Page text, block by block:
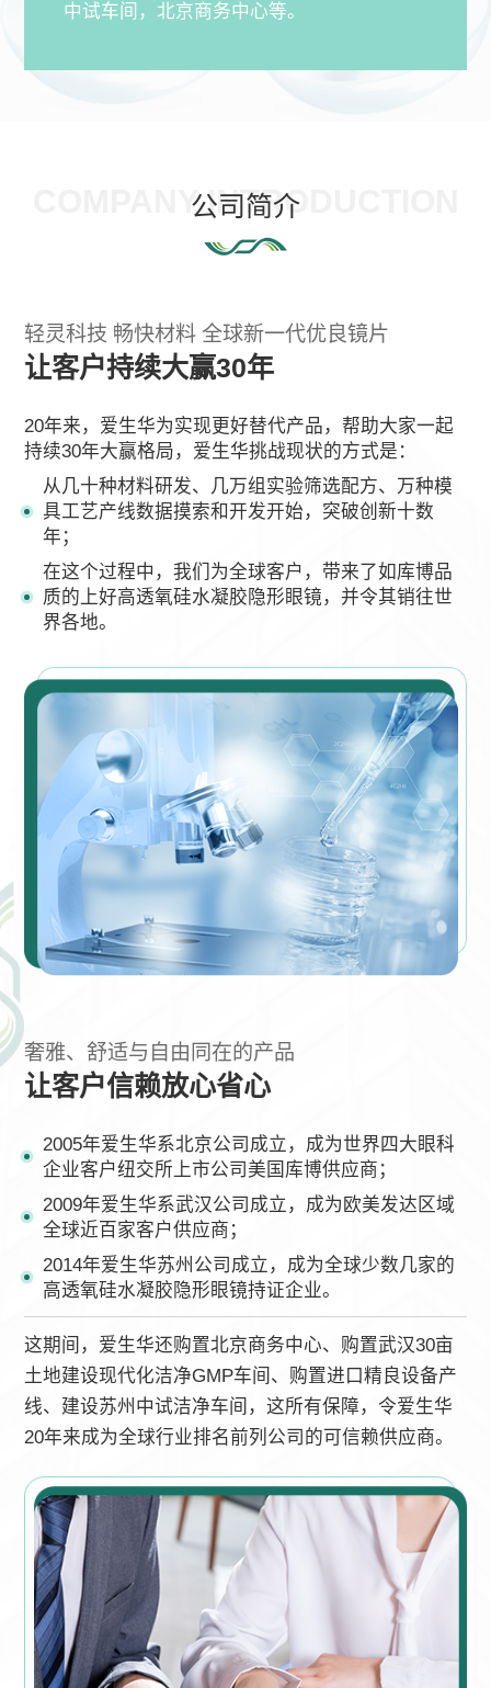
中试车间，北京商务中心等。
COMPANY INTRODUCTION
公司简介
轻灵科技 畅快材料 全球新一代优良镜片
让客户持续大赢30年
20年来，爱生华为实现更好替代产品，帮助大家一起
持续30年大赢格局，爱生华挑战现状的方式是：
从几十种材料研发、几万组实验筛选配方、万种模
具工艺产线数据摸索和开发开始，突破创新十数
年；
在这个过程中，我们为全球客户，带来了如库博品
质的上好高透氧硅水凝胶隐形眼镜，并令其销往世
界各地。
奢雅、舒适与自由同在的产品
让客户信赖放心省心
2005年爱生华系北京公司成立，成为世界四大眼科
企业客户纽交所上市公司美国库博供应商；
2009年爱生华系武汉公司成立，成为欧美发达区域
全球近百家客户供应商；
2014年爱生华苏州公司成立，成为全球少数几家的
高透氧硅水凝胶隐形眼镜持证企业。
这期间，爱生华还购置北京商务中心、购置武汉30亩
土地建设现代化洁净GMP车间、购置进口精良设备产
线、建设苏州中试洁净车间，这所有保障，令爱生华
20年来成为全球行业排名前列公司的可信赖供应商。